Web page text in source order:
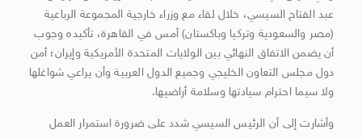
عبد الفتاح السيسي، خلال لقاء مع وزراء خارجية المجموعة الرباعية
(مصر والسعودية وتركيا وباكستان) أمس في القاهرة، تأكيده وجوب
أن يضمن الاتفاق النهائي بين الولايات المتحدة الأمريكية وإيران؛ أمن
دول مجلس التعاون الخليجي وجميع الدول العربية وأن يراعي شواغلها
ولا سيما احترام سيادتها وسلامة أراضيها.
وأشارت إلى أن الرئيس السيسي شدد على ضرورة استمرار العمل